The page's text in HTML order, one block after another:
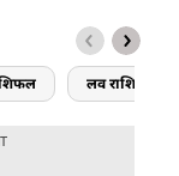
लव राशिफल